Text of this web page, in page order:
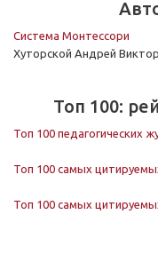
Система Монтессори
Хуторской Андрей
Топ 100:
Топ 100 педагогических
Топ 100 самых
Топ 100 самых